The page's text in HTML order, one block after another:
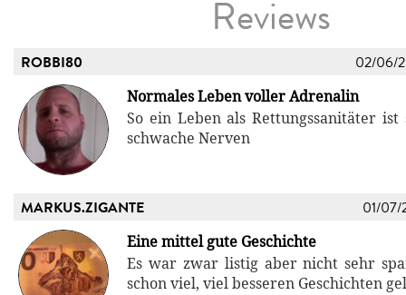
Reviews
ROBBI80 02/06/
Normales Leben voller Adrenalin
So ein Leben als Rettungssanitäter
schwache Nerven
MARKUS.ZIGANTE 01/07/
Eine mittel gute Geschichte
Es war zwar listig aber nicht sehr
schon viel, viel besseren Geschichten